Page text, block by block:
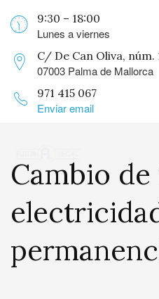
9:30 – 18:00
Lunes a viernes
C/ De Can Oliva, núm.
07003 Palma de Mallorca
971 415 067
Enviar email
Cambio